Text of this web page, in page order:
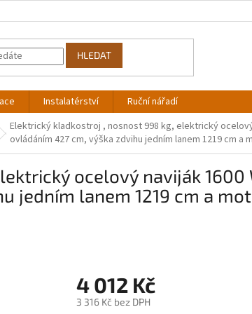
HLEDAT
Instalatérství Ruční nářadí
Elektrický kladkostroj , nosnost 998 kg, elektrický
ovládáním 427 cm, výška zdvihu jedním lanem 1219 cm
ocelový naviják 1600
jedním lanem 1219 cm a
4 012 Kč
3 316 Kč bez DPH